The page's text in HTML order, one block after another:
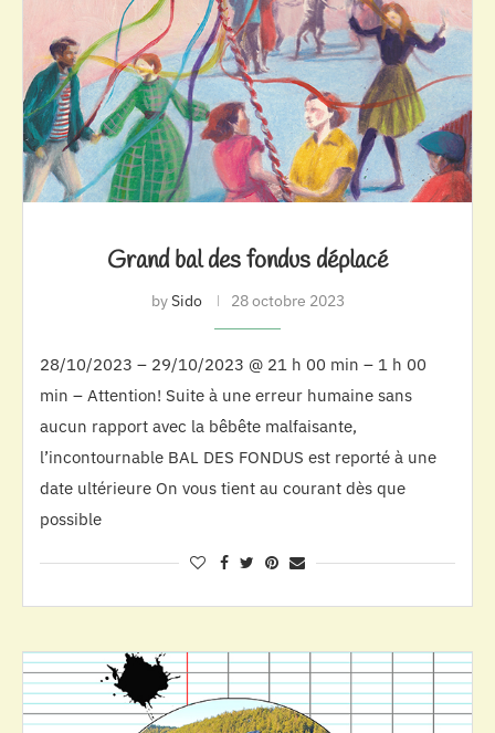
Grand bal des fondus déplacé
bySido 28 octobre 2023
28/10/2023 – 29/10/2023 @ 21 h 00 min – 1 h 00
min – Attention! Suite à une erreur humaine sans
aucun rapport avec la bêbête malfaisante,
l’incontournable BAL DES FONDUS est reporté à une
date ultérieure On vous tient au courant dès que
possible